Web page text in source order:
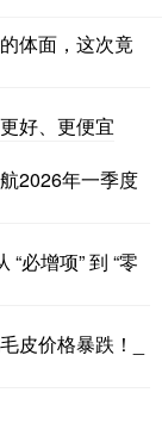
体面，这次竟
好、更便宜
2026年一季度
必增项” 到 “零
皮价格暴跌！_